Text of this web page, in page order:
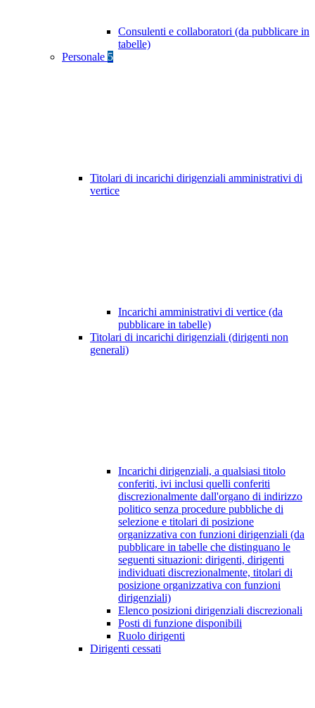
Consulenti e collaboratori (da pubblicare in
tabelle)
Personale 5
Titolari di incarichi dirigenziali amministrativi di
vertice
Incarichi amministrativi di vertice (da
pubblicare in tabelle)
Titolari di incarichi dirigenziali (dirigenti non
generali)
Incarichi dirigenziali, a qualsiasi titolo
conferiti, ivi inclusi quelli conferiti
discrezionalmente dall'organo di indirizzo
politico senza procedure pubbliche di
selezione e titolari di posizione
organizzativa con funzioni dirigenziali (da
pubblicare in tabelle che distinguano le
seguenti situazioni: dirigenti, dirigenti
individuati discrezionalmente, titolari di
posizione organizzativa con funzioni
dirigenziali)
Elenco posizioni dirigenziali discrezionali
Posti di funzione disponibili
Ruolo dirigenti
Dirigenti cessati